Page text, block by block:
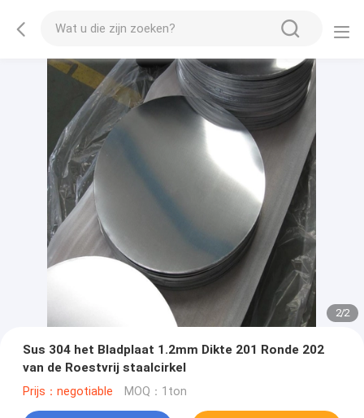
2/2
Sus 304 het Bladplaat 1.2mm Dikte 201 Ronde 202
van de Roestvrij staalcirkel
Prijs：negotiable MOQ：1ton